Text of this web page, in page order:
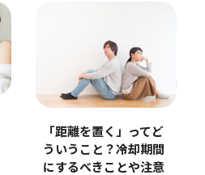
「距離を置く」ってど
ういうこと？冷却期間
にするべきことや注意